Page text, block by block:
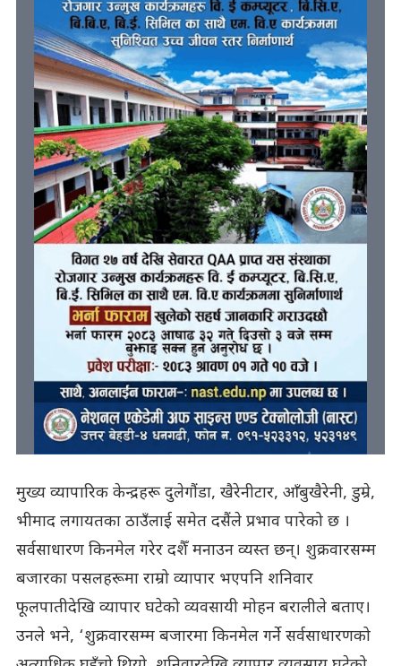
मुख्य व्यापारिक केन्द्रहरू दुलेगौंडा, खैरेनीटार, आँबुखैरेनी, डुम्रे,
भीमाद लगायतका ठाउँलाई समेत दसैंले प्रभाव पारेको छ ।
सर्वसाधारण किनमेल गरेर दशैँ मनाउन व्यस्त छन्। शुक्रवारसम्म
बजारका पसलहरूमा राम्रो व्यापार भएपनि शनिवार
फूलपातीदेखि व्यापार घटेको व्यवसायी मोहन बरालीले बताए।
उनले भने, ‘शुक्रवारसम्म बजारमा किनमेल गर्ने सर्वसाधारणको